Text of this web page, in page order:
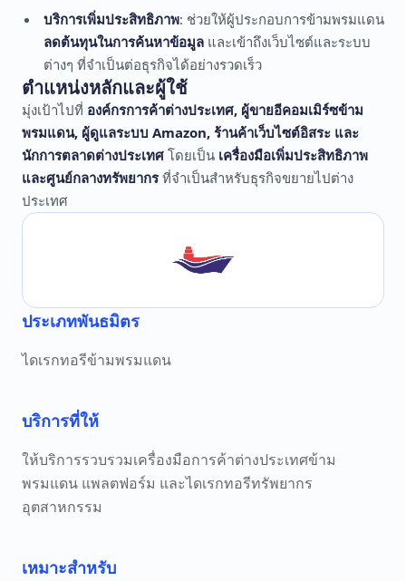
บริการเพิ่มประสิทธิภาพ: ช่วยให้ผู้ประกอบการข้ามพรมแดน
ลดต้นทุนในการค้นหาข้อมูล และเข้าถึงเว็บไซต์และระบบ
ต่างๆ ที่จำเป็นต่อธุรกิจได้อย่างรวดเร็ว
ตำแหน่งหลักและผู้ใช้
มุ่งเป้าไปที่ องค์กรการค้าต่างประเทศ, ผู้ขายอีคอมเมิร์ซข้าม
พรมแดน, ผู้ดูแลระบบ Amazon, ร้านค้าเว็บไซต์อิสระ และ
นักการตลาดต่างประเทศ โดยเป็น เครื่องมือเพิ่มประสิทธิภาพ
และศูนย์กลางทรัพยากรที่จำเป็นสำหรับธุรกิจขยายไปต่าง
ประเทศ
ประเภทพันธมิตร
ไดเรกทอรีข้ามพรมแดน
บริการที่ให้
ให้บริการรวบรวมเครื่องมือการค้าต่างประเทศข้าม
พรมแดน แพลตฟอร์ม และไดเรกทอรีทรัพยากร
อุตสาหกรรม
เหมาะสำหรับ